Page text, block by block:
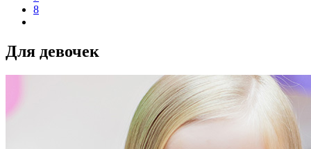
8
Для девочек